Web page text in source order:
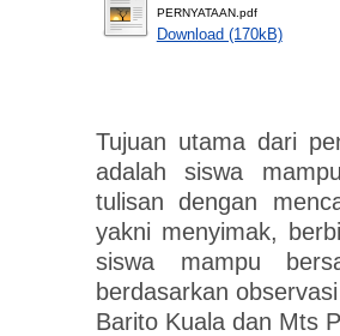
PERNYATAAN.pdf
Download (170kB)
Tujuan utama dari
adalah siswa
tulisan dengan
yakni menyimak,
siswa mampu
berdasarkan
Barito Kuala dan Mts